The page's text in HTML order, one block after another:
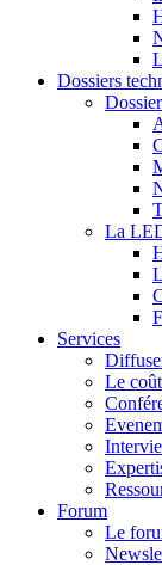
Dossiers
La
Services
Le
Forum
Le